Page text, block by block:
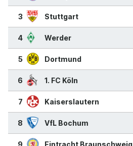
3 Stuttgart
4 Werder
5 Dortmund
6 1. FC Köln
7 Kaiserslautern
8 VfL Bochum
9 Eintracht Braunschweig